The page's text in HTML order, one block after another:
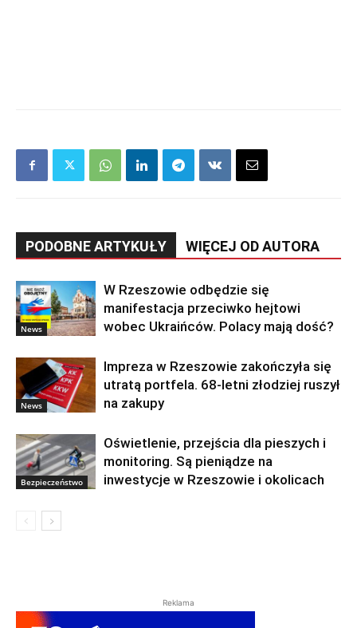
PODOBNE ARTYKUŁY WIĘCEJ OD AUTORA
News
W Rzeszowie odbędzie się
manifestacja przeciwko hejtowi
wobec Ukraińców. Polacy mają dość?
News
Impreza w Rzeszowie zakończyła się
utratą portfela. 68-letni złodziej ruszył
na zakupy
Bezpieczeństwo
Oświetlenie, przejścia dla pieszych i
monitoring. Są pieniądze na
inwestycje w Rzeszowie i okolicach
Reklama